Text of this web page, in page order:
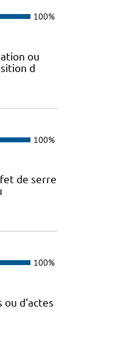
100%
ou
d
100%
de serre
100%
ou d'actes